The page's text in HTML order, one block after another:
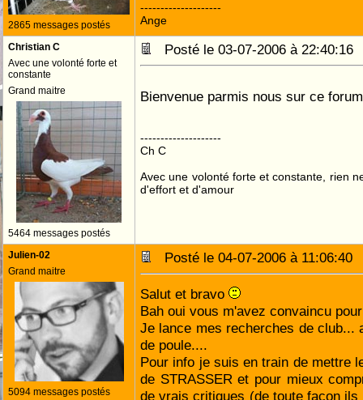
2865 messages postés
--------------------
Ange
Christian C
Avec une volonté forte et
constante
Grand maitre
5464 messages postés
Posté le 03-07-2006 à
Bienvenue parmis nous sur ce
--------------------
Ch C
Avec une volonté forte et constante, rien
d'effort et d'amour
Julien-02
Grand maitre
5094 messages postés
Posté le 04-07-2006 à
Salut et bravo
Bah oui vous m'avez convaincu
Je lance mes recherches de club...
de poule....
Pour info je suis en train de mettre
de STRASSER et pour mieux
de vrais critiques (de toute façon